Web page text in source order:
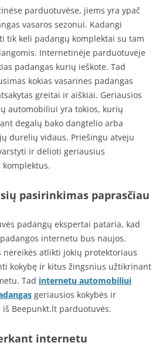
parduotuvėse, jiems yra ypač
vasaros sezonui. Kadangi
tik keli padangų komplektai su tam
Internetinėje parduotuvėje
padangas kurių ieškote. Tad
kokias vasarines padangas
greitai ir aiškiai. Geriausios
automobiliui yra tokios, kurių
degalų bako dangtelio arba
durelių vidaus. Priešingu atveju
ir dėlioti geriausius
pasirinkimas paprasčiau
padangų ekspertai pataria, kad
internetu bus naujos.
nereikės atlikti jokių protektoriaus
kokybę ir kitus žingsnius užtikrinant
Tad internetu automobiliui
geriausios kokybės ir
Beepunkt.lt parduotuvės.
internetu